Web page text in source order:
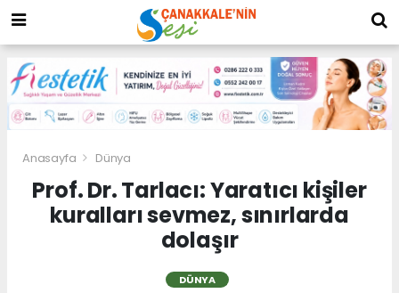
Anasayfa Dünya
Prof. Dr. Tarlacı: Yaratıcı kişiler
kuralları sevmez, sınırlarda
dolaşır
DÜNYA